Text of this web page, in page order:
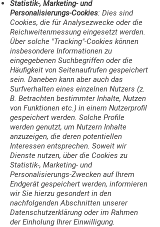
Statistik-, Marketing- und
Personalisierungs-Cookies: Dies sind
Cookies, die für Analysezwecke oder die
Reichweitenmessung eingesetzt werden.
Über solche "Tracking"-Cookies können
insbesondere Informationen zu
eingegebenen Suchbegriffen oder die
Häufigkeit von Seitenaufrufen gespeichert
sein. Daneben kann aber auch das
Surfverhalten eines einzelnen Nutzers (z.
B. Betrachten bestimmter Inhalte, Nutzen
von Funktionen etc.) in einem Nutzerprofil
gespeichert werden. Solche Profile
werden genutzt, um Nutzern Inhalte
anzuzeigen, die deren potentiellen
Interessen entsprechen. Soweit wir
Dienste nutzen, über die Cookies zu
Statistik-, Marketing- und
Personalisierungs-Zwecken auf Ihrem
Endgerät gespeichert werden, informieren
wir Sie hierzu gesondert in den
nachfolgenden Abschnitten unserer
Datenschutzerklärung oder im Rahmen
der Einholung Ihrer Einwilligung.